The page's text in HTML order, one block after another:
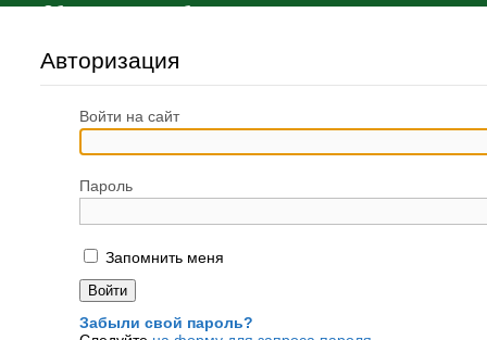
Общественные наблюдения
Авторизация
Войти на сайт
Пароль
Запомнить меня
Забыли свой пароль?